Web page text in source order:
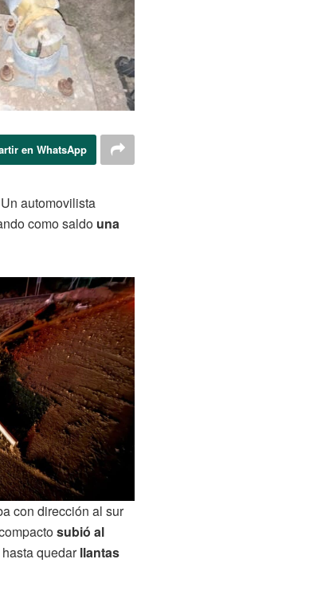
en WhatsApp
Un automovilista
como saldo una
con dirección al sur
subió al
quedarllantas